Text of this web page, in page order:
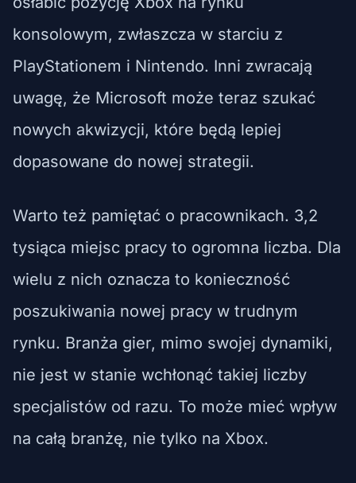
konsolowym, zwłaszcza w starciu z
PlayStationem i Nintendo. Inni zwracają
uwagę, że Microsoft może teraz szukać
nowych akwizycji, które będą lepiej
dopasowane do nowej strategii.
Warto też pamiętać o pracownikach. 3,2
tysiąca miejsc pracy to ogromna liczba. Dla
wielu z nich oznacza to konieczność
poszukiwania nowej pracy w trudnym
rynku. Branża gier, mimo swojej dynamiki,
nie jest w stanie wchłonąć takiej liczby
specjalistów od razu. To może mieć wpływ
na całą branżę, nie tylko na Xbox.